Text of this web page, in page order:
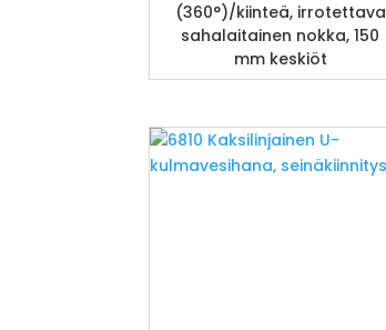
(360°)/kiinteä, irrotettava
sahalaitainen nokka, 150
mm keskiöt